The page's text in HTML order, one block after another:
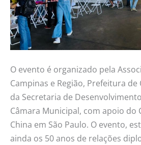
O evento é organizado pela
Campinas e Região, Prefeitura
da Secretaria de
Câmara Municipal, com apoio do
China em São Paulo. O evento,
ainda os 50 anos de relações